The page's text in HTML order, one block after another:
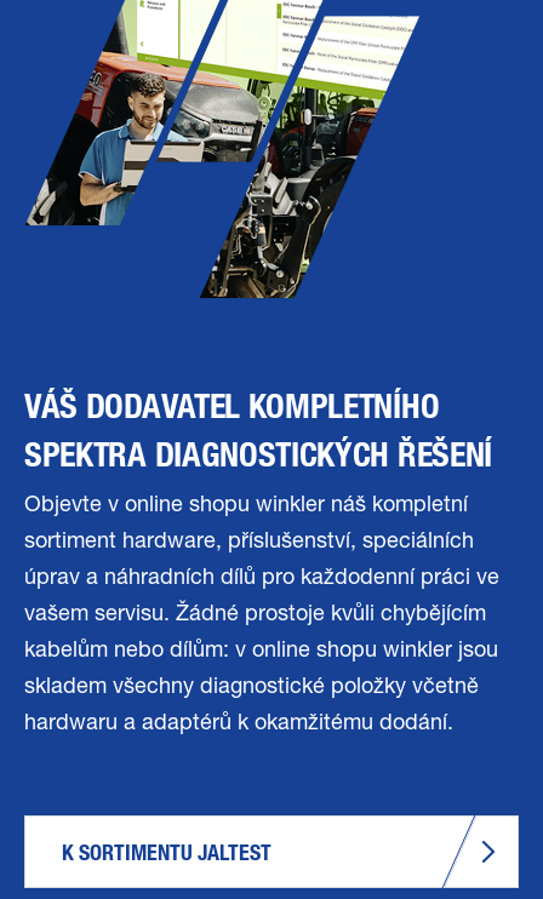
VÁŠ DODAVATEL KOMPLETNÍHO
SPEKTRA DIAGNOSTICKÝCH ŘEŠENÍ
Objevte v online shopu winkler náš kompletní
sortiment hardware, příslušenství, speciálních
úprav a náhradních dílů pro každodenní práci ve
vašem servisu. Žádné prostoje kvůli chybějícím
kabelům nebo dílům: v online shopu winkler jsou
skladem všechny diagnostické položky včetně
hardwaru a adaptérů k okamžitému dodání.
K SORTIMENTU JALTEST